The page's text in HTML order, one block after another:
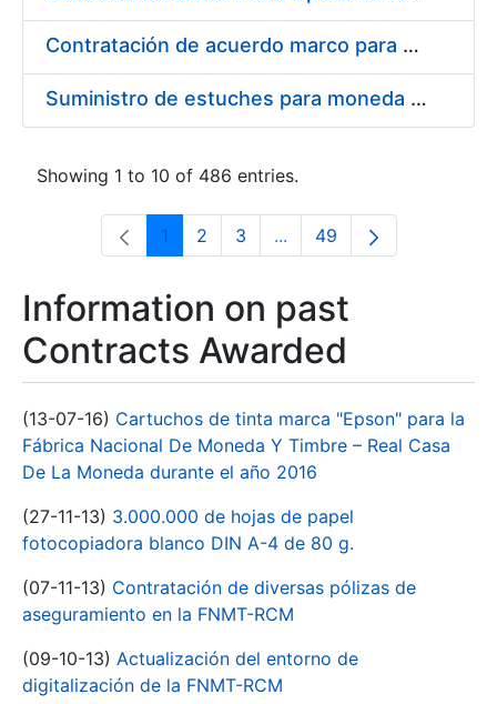
Contratación de acuerdo marco para el Suministro de Material de Electricidad para la Fábrica Nacional de Moneda y Timbre-Real Casa de la Moneda en su centro de trabajo de Burgos
Suministro de estuches para moneda de 30 €
Showing 1 to 10 of 486 entries.
Page
1 Page
2 Page
3 ...Intermediate Pages Use
Page
49
Information on past
Contracts Awarded
(13-07-16) Cartuchos de tinta marca "Epson" para la
Fábrica Nacional De Moneda Y Timbre – Real Casa
De La Moneda durante el año 2016
(27-11-13) 3.000.000 de hojas de papel
fotocopiadora blanco DIN A-4 de 80 g.
(07-11-13) Contratación de diversas pólizas de
aseguramiento en la FNMT-RCM
(09-10-13) Actualización del entorno de
digitalización de la FNMT-RCM